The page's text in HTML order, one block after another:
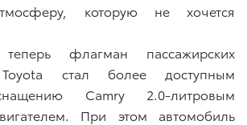
которую не хочется
флагман пассажирских
стал более доступным
Camry 2.0-литровым
При этом автомобиль